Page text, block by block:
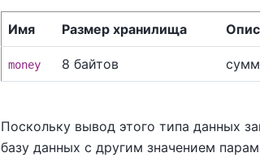
Имя Размер хранилища
money 8 байтов
Поскольку вывод этого типа данных
базу данных с другим значением